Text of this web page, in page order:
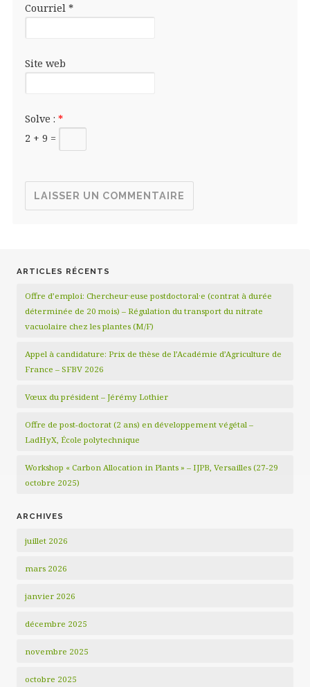
Courriel *
Site web
Solve : *
2 + 9 =
ARTICLES RÉCENTS
Offre d’emploi: Chercheur·euse postdoctoral·e (contrat à durée
déterminée de 20 mois) – Régulation du transport du nitrate
vacuolaire chez les plantes (M/F)
Appel à candidature: Prix de thèse de l’Académie d’Agriculture de
France – SFBV 2026
Vœux du président – Jérémy Lothier
Offre de post-doctorat (2 ans) en développement végétal –
LadHyX, École polytechnique
Workshop « Carbon Allocation in Plants » – IJPB, Versailles (27-29
octobre 2025)
ARCHIVES
juillet 2026
mars 2026
janvier 2026
décembre 2025
novembre 2025
octobre 2025